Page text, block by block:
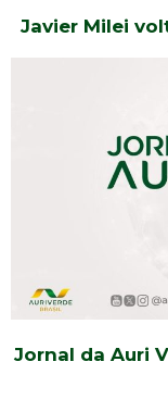
Javier Milei
Jornal da Auri